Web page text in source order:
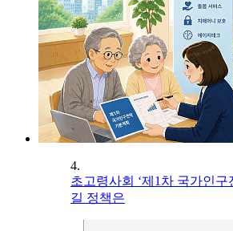
4.
초고령사회 ‘제1차 국가인구
길 정책은